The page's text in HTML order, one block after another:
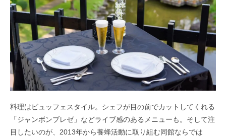
料理はビュッフェスタイル。シェフが目の前でカットしてくれる
「ジャンボンブレゼ」などライブ感のあるメニューも。そして注
目したいのが、2013年から養蜂活動に取り組む同館ならでは